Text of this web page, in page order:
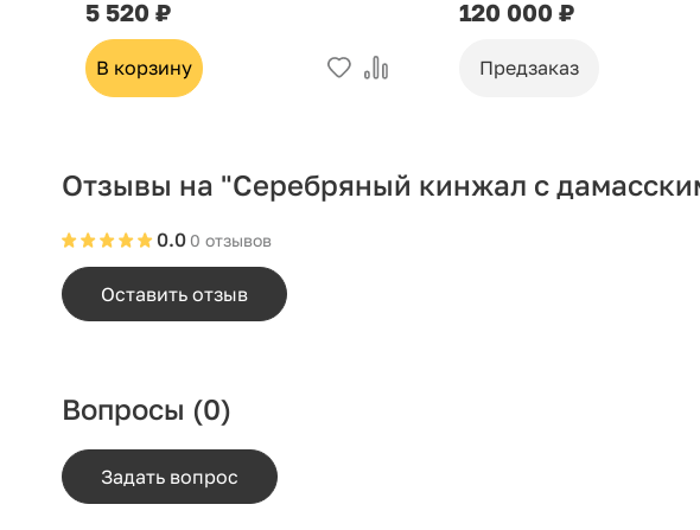
5 520 ₽
В корзину
120 000 ₽
Предзаказ
Отзывы на "Серебряный кинжал с
0 отзывов
0.0
Оставить отзыв
Вопросы (0)
Задать вопрос